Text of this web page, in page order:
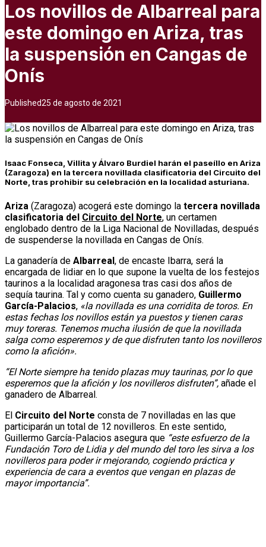
Los novillos de Albarreal para
este domingo en Ariza, tras
la suspensión en Cangas de
Onís
Published25 de agosto de 2021
Isaac Fonseca, Villita y Álvaro Burdiel harán el paseíllo en Ariza
(Zaragoza) en la tercera novillada clasificatoria del Circuito del
Norte, tras prohibir su celebración en la localidad asturiana.
Ariza (Zaragoza) acogerá este domingo la tercera novillada
clasificatoria del Circuito del Norte, un certamen
englobado dentro de la Liga Nacional de Novilladas, después
de suspenderse la novillada en Cangas de Onís.
La ganadería de Albarreal, de encaste Ibarra, será la
encargada de lidiar en lo que supone la vuelta de los festejos
taurinos a la localidad aragonesa tras casi dos años de
sequía taurina. Tal y como cuenta su ganadero, Guillermo
García-Palacios, «la novillada es una corridita de toros. En
estas fechas los novillos están ya puestos y tienen caras
muy toreras. Tenemos mucha ilusión de que la novillada
salga como esperemos y de que disfruten tanto los novilleros
como la afición».
“El Norte siempre ha tenido plazas muy taurinas, por lo que
esperemos que la afición y los novilleros disfruten”, añade el
ganadero de Albarreal.
El Circuito del Norte consta de 7 novilladas en las que
participarán un total de 12 novilleros. En este sentido,
Guillermo García-Palacios asegura que “este esfuerzo de la
Fundación Toro de Lidia y del mundo del toro les sirva a los
novilleros para poder ir mejorando, cogiendo práctica y
experiencia de cara a eventos que vengan en plazas de
mayor importancia”.